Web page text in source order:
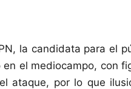
la candidata para el
en el mediocampo, con
ataque, por lo que